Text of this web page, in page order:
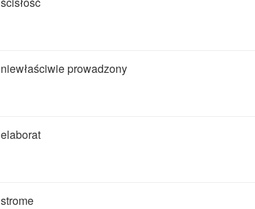
niewłaściwie prowadzony
elaborat
strome